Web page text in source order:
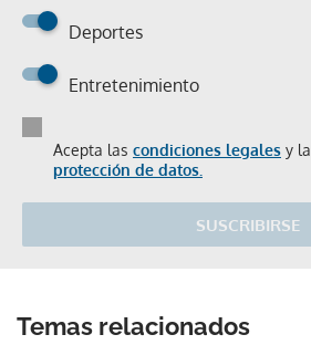
Deportes
Entretenimiento
Acepta las condiciones legales y la
protección de datos.
SUSCRIBIRSE
Temas relacionados